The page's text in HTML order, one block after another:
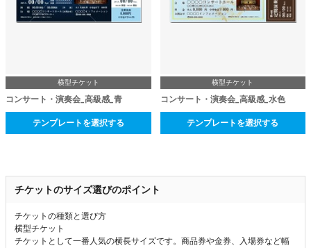
横型チケット
コンサート・演奏会_高級感_青
テンプレートを選択する
横型チケット
コンサート・演奏会_高級感_水色
テンプレートを選択する
チケットのサイズ選びのポイント
チケットの種類と選び方
横型チケット
チケットとして一番人気の横長サイズです。商品券や金券、入場券など幅